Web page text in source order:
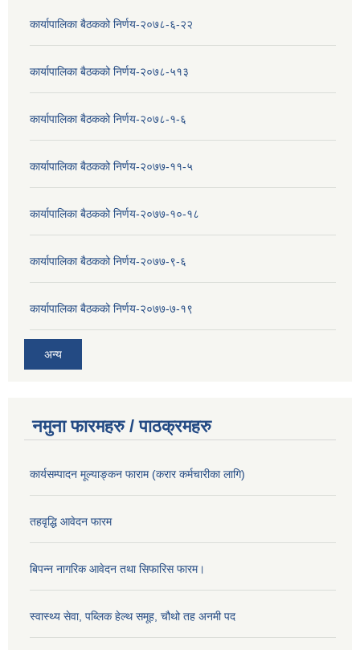
कार्यापालिका बैठकको निर्णय-२०७८-६-२२
कार्यापालिका बैठकको निर्णय-२०७८-५१३
कार्यापालिका बैठकको निर्णय-२०७८-१-६
कार्यापालिका बैठकको निर्णय-२०७७-११-५
कार्यापालिका बैठकको निर्णय-२०७७-१०-१८
कार्यापालिका बैठकको निर्णय-२०७७-९-६
कार्यापालिका बैठकको निर्णय-२०७७-७-१९
अन्य
नमुना फारमहरु / पाठक्रमहरु
कार्यसम्पादन मूल्याङ्कन फाराम (करार कर्मचारीका लागि)
तहवृद्धि आवेदन फारम
बिपन्‍न नागरिक आवेदन तथा सिफारिस फारम।
स्वास्थ्य सेवा, पब्लिक हेल्‍थ समूह, चौथो तह अनमी पद